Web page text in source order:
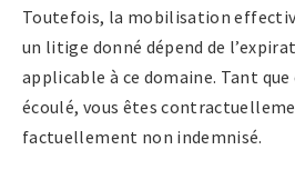
Toutefois, la mobilisation
un litige donné dépend de
applicable à ce domaine. Tant que
écoulé, vous êtes
factuellement non indemnisé.